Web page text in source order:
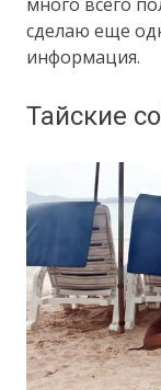
сделаю еще
информация.
Тайские